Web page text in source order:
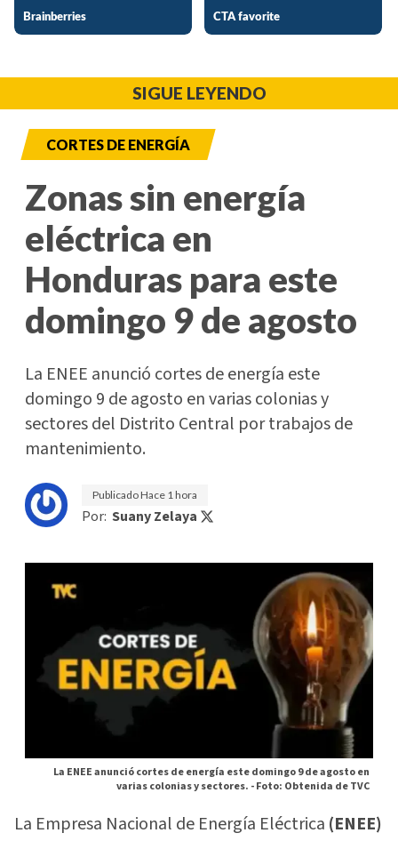
SIGUE LEYENDO
CORTES DE ENERGÍA
Zonas sin energía
eléctrica en
Honduras para este
domingo 9 de agosto
La ENEE anunció cortes de energía este
domingo 9 de agosto en varias colonias y
sectores del Distrito Central por trabajos de
mantenimiento.
PublicadoHace 1 hora
Por: Suany Zelaya
La ENEE anunció cortes de energía este domingo 9 de agosto en
varias colonias y sectores. -Foto: Obtenida de TVC
La Empresa Nacional de Energía Eléctrica (ENEE)